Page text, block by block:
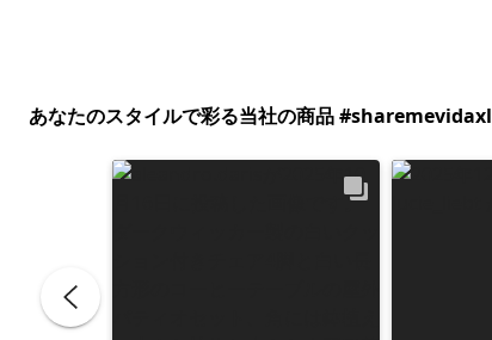
あなたのスタイルで彩る当社の商品 #sharemevidaxl